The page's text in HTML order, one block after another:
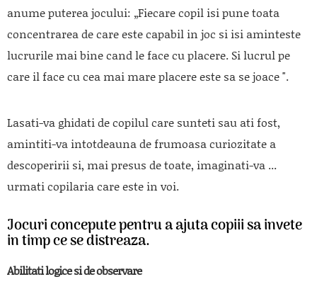
anume puterea jocului: „Fiecare copil isi pune toata
concentrarea de care este capabil in joc si isi aminteste
lucrurile mai bine cand le face cu placere. Si lucrul pe
care il face cu cea mai mare placere este sa se joace ".
Lasati-va ghidati de copilul care sunteti sau ati fost,
amintiti-va intotdeauna de frumoasa curiozitate a
descoperirii si, mai presus de toate, imaginati-va ...
urmati copilaria care este in voi.
Jocuri concepute pentru a ajuta copiii sa invete
in timp ce se distreaza.
Abilitati logice si de observare